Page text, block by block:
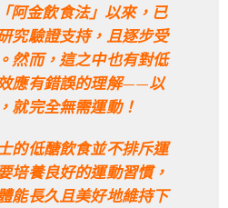
阿金飲食法」以來，已
究驗證支持，且逐步受
然而，這之中也有對低
應有錯誤的理解——以
就完全無需運動！
的低醣飲食並不排斥運
培養良好的運動習慣，
能長久且美好地維持下